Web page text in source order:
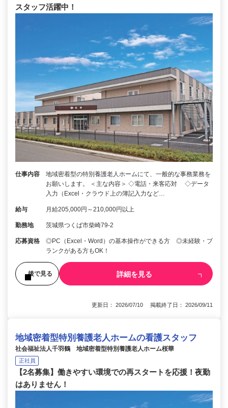
スタッフ活躍中！
仕事内容
地域密着型の特別養護老人ホームにて、一般的な事務業務を
お願いします。 ＜主な内容＞ ◇電話・来客応対 ◇データ
入力（Excel・クラウド上の簿記入力など…
給与 月給205,000円～210,000円以上
勤務地 茨城県つくば市柴崎79-2
応募資格
◎PC（Excel・Word）の基本操作ができる方 ◎未経験・ブ
ランクがある方もOK！
後で見る 詳細を見る
更新日： 2026/07/10 掲載終了日： 2026/09/11
地域密着型特別養護老人ホームの看護スタッフ
社会福祉法人千羽鶴 地域密着型特別養護老人ホーム桜華
正社員
【2名募集】働きやすい環境での再スタートを応援！夜勤
はありません！